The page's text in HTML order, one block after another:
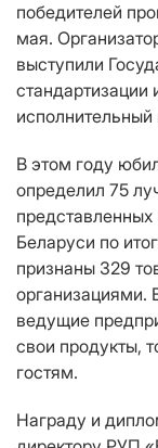
победителей
мая.
выступили
стандартизации
исполнительный
В этом году
определил 75
Беларуси по
признаны 329
организациями.
ведущие
свои продукты,
гостям.
Награду и